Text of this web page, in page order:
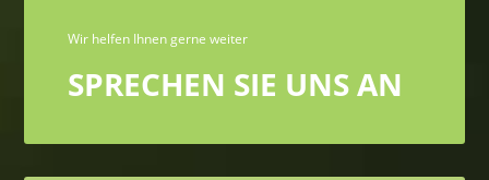
Wir helfen Ihnen gerne weiter
SPRECHEN SIE UNS AN